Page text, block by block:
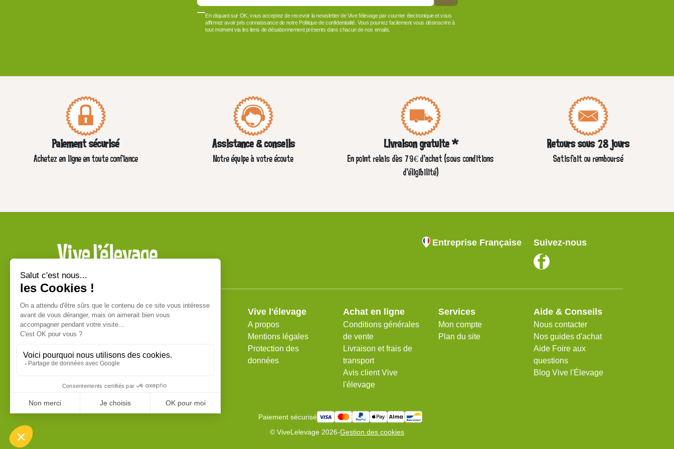
En cliquant sur OK, vous acceptez de recevoir la newsletter de Vive l'élevage par courrier électronique et vous
affirmez avoir pris connaissance de notre Politique de confidentialité. Vous pourrez facilement vous désinscrire à
tout moment via les liens de désabonnement présents dans chacun de nos emails.
Paiement sécurisé
Achetez en ligne en toute confiance
Assistance & conseils
Notre équipe à votre écoute
Livraison gratuite *
En point relais dès 79€ d’achat (sous conditions
d'éligibilité)
Retours sous 28 jours
Satisfait ou remboursé
Entreprise Française Suivez-nous
Vive l'élevage
A propos
Mentions légales
Protection des
données
Achat en ligne
Conditions générales
de vente
Livraison et frais de
transport
Avis client Vive
l'élevage
Services
Mon compte
Plan du site
Aide & Conseils
Nous contacter
Nos guides d'achat
Aide Foire aux
questions
Blog Vive l'Élevage
Paiement sécurisé
© ViveLelevage 2026-Gestion des cookies